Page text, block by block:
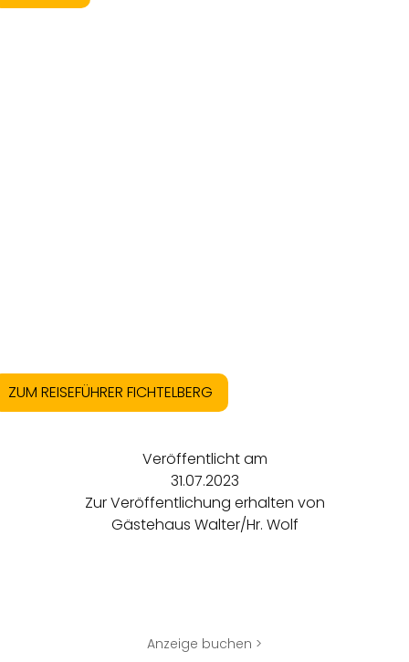
ZUM REISEFÜHRER FICHTELBERG
Veröffentlicht am
31.07.2023
Zur Veröffentlichung erhalten von
Gästehaus Walter/Hr. Wolf
Anzeige buchen >